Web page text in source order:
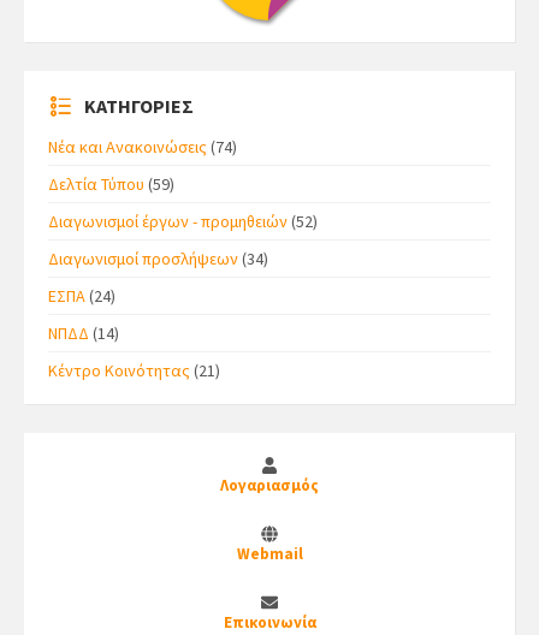
ΚΑΤΗΓΟΡΙΕΣ
Νέα και Ανακοινώσεις(74)
Δελτία Τύπου (59)
Διαγωνισμοί έργων - προμηθειών(52)
Διαγωνισμοί προσλήψεων(34)
ΕΣΠΑ(24)
ΝΠΔΔ (14)
Κέντρο Κοινότητας(21)
Λογαριασμός
Webmail
Επικοινωνία